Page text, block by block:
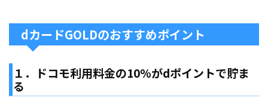
dカードGOLDのおすすめポイント
１．ドコモ利用料金の10%がdポイントで貯ま
る